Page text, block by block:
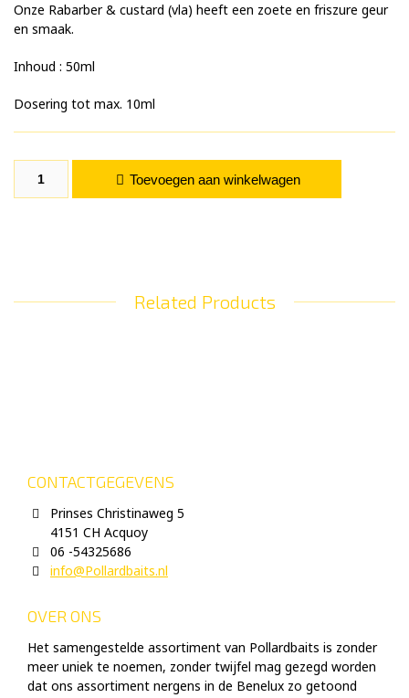
Onze Rabarber & custard (vla) heeft een zoete en friszure geur
en smaak.
Inhoud : 50ml
Dosering tot max. 10ml
Rubarb & Custard aantalToevoegen aan winkelwagen
Related Products
CONTACTGEGEVENS
Prinses Christinaweg 5
4151 CH Acquoy
06 -54325686
info@Pollardbaits.nl
OVER ONS
Het samengestelde assortiment van Pollardbaits is zonder
meer uniek te noemen, zonder twijfel mag gezegd worden
dat ons assortiment nergens in de Benelux zo getoond